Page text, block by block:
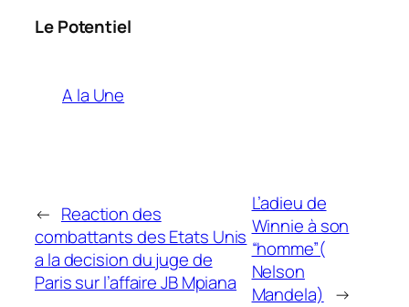
Le Potentiel
A la Une
← Reaction des
combattants des Etats Unis
a la decision du juge de
Paris sur l’affaire JB Mpiana
L’adieu de
Winnie à son
“homme”(
Nelson
Mandela) →